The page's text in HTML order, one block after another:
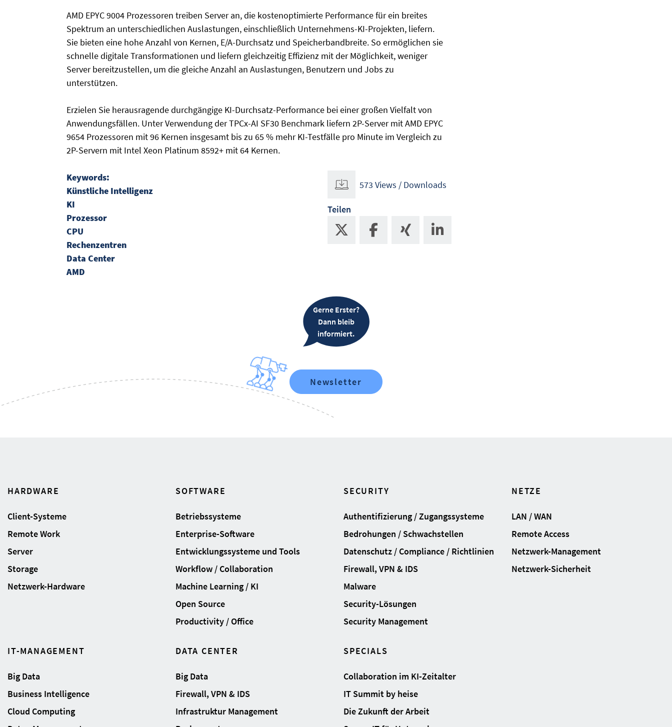
AMD EPYC 9004 Prozessoren treiben Server an, die kostenoptimierte Performance für ein breites
Spektrum an unterschiedlichen Auslastungen, einschließlich Unternehmens-KI-Projekten, liefern.
Sie bieten eine hohe Anzahl von Kernen, E/A-Durchsatz und Speicherbandbreite. So ermöglichen sie
schnelle digitale Transformationen und liefern gleichzeitig Effizienz mit der Möglichkeit, weniger
Server bereitzustellen, um die gleiche Anzahl an Auslastungen, Benutzern und Jobs zu
unterstützen.
Erzielen Sie herausragende durchgängige KI-Durchsatz-Performance bei einer großen Vielfalt von
Anwendungsfällen. Unter Verwendung der TPCx-AI SF30 Benchmark liefern 2P-Server mit AMD EPYC
9654 Prozessoren mit 96 Kernen insgesamt bis zu 65 % mehr KI-Testfälle pro Minute im Vergleich zu
2P-Servern mit Intel Xeon Platinum 8592+ mit 64 Kernen.
Keywords:
Künstliche Intelligenz
KI
Prozessor
CPU
Rechenzentren
Data Center
AMD
573 Views / Downloads
Teilen
Gerne Erster?
Dann bleib
informiert.
Newsletter
HARDWARE
Client-Systeme
Remote Work
Server
Storage
Netzwerk-Hardware
SOFTWARE
Betriebssysteme
Enterprise-Software
Entwicklungssysteme und Tools
Workflow / Collaboration
Machine Learning / KI
Open Source
Productivity / Office
SECURITY
Authentifizierung / Zugangssysteme
Bedrohungen / Schwachstellen
Datenschutz / Compliance / Richtlinien
Firewall, VPN & IDS
Malware
Security-Lösungen
Security Management
NETZE
LAN / WAN
Remote Access
Netzwerk-Management
Netzwerk-Sicherheit
IT-MANAGEMENT
Big Data
Business Intelligence
Cloud Computing
DATA CENTER
Big Data
Firewall, VPN & IDS
Infrastruktur Management
SPECIALS
Collaboration im KI-Zeitalter
IT Summit by heise
Die Zukunft der Arbeit